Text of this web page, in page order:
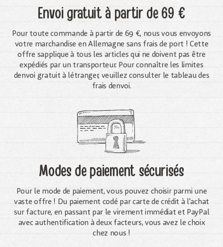
Envoi gratuità partir de 69 €
Pour toute commande à partir de 69 €, nous vous envoyons
votre marchandise en Allemagne sans frais de port ! Cette
offre sapplique à tous les articles qui ne doivent pas être
expédiés par un transporteur. Pour connaître les limites
denvoi gratuit à létranger, veuillez consulter le tableau des
frais denvoi.
Modes de paiement sécurisés
Pour le mode de paiement, vous pouvez choisir parmi une
vaste offre ! Du paiement codé par carte de crédit à l'achat
sur facture, en passant par le virement immédiat et PayPal
avec authentification à deux facteurs, vous avez le choix
chez nous !